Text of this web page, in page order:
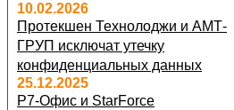
10.02.2026
Протекшен Технолоджи и АМТ-
ГРУП исключат утечку
конфиденциальных данных
25.12.2025
Р7-Офис и StarForce